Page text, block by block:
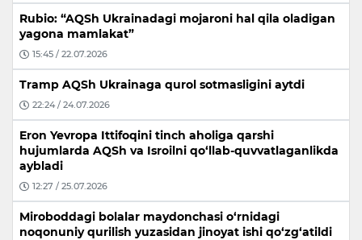
Rubio: “AQSh Ukrainadagi mojaroni hal qila oladigan
yagona mamlakat”
15:45 / 22.07.2026
Tramp AQSh Ukrainaga qurol sotmasligini aytdi
22:24 / 24.07.2026
Eron Yevropa Ittifoqini tinch aholiga qarshi
hujumlarda AQSh va Isroilni qo‘llab-quvvatlaganlikda
aybladi
12:27 / 25.07.2026
Miroboddagi bolalar maydonchasi o‘rnidagi
noqonuniy qurilish yuzasidan jinoyat ishi qo‘zg‘atildi